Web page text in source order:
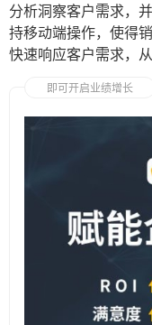
分析洞察客户需求，
持移动端操作，使得
快速响应客户需求，
即可开启业绩增长